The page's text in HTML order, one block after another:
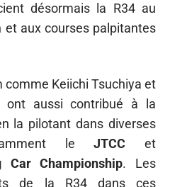
désormais la R34 au
et aux courses palpitantes
comme Keiichi Tsuchiya et
ont aussi contribué à la
la pilotant dans diverses
leJTCC et
Car Championship. Les
de la R34 dans ces